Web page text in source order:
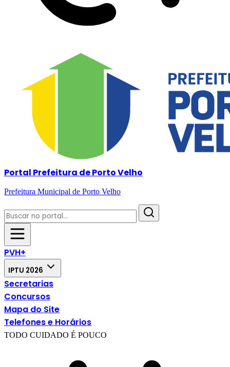
Portal Prefeitura de Porto Velho
Prefeitura Municipal de Porto Velho
PVH+
IPTU 2026
Secretarias
Concursos
Mapa do Site
Telefones e Horários
TODO CUIDADO É POUCO